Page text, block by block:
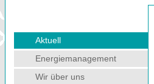
Aktuell
Energiemanagement
Wir über uns